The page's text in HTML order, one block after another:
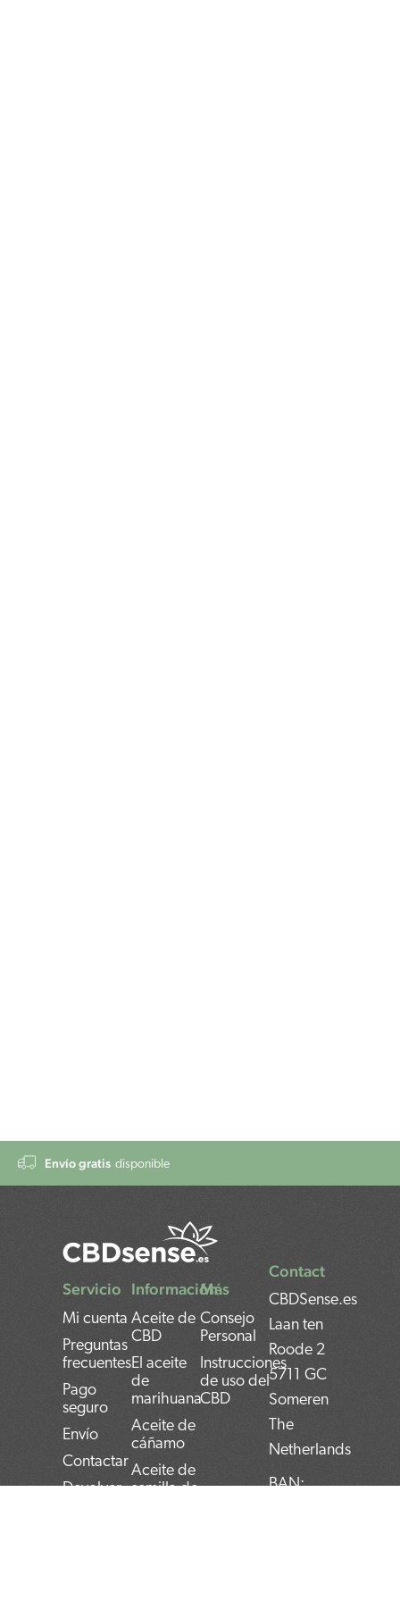
Envío gratis disponible
Contact
CBDSense.es
Laan ten
Roode 2
5711 GC
Someren
The
Netherlands
BAN:
Servicio
Mi cuenta
Preguntas
frecuentes
Pago
seguro
Envío
Contactar
Devolver
Información
Aceite de
CBD
El aceite
de
marihuana
Aceite de
cáñamo
Aceite de
semilla de
Más
Consejo
Personal
Instrucciones
de uso del
CBD